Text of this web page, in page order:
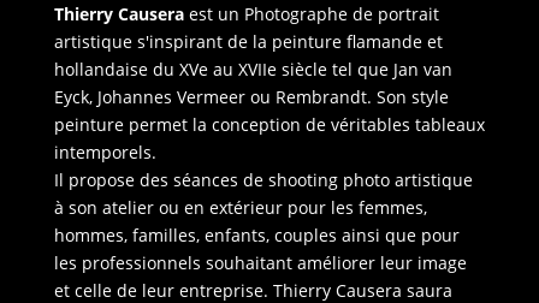
Thierry Causeraest un Photographe de portrait
artistique s'inspirant de la peinture flamande et
hollandaise du XVe au XVIIe siècle tel que Jan van
Eyck, Johannes Vermeer ou Rembrandt. Son style
peinture permet la conception de véritables tableaux
intemporels.
Il propose des séances de shooting photo artistique
à son atelier ou en extérieur pour les femmes,
hommes, familles, enfants, couples ainsi que pour
les professionnels souhaitant améliorer leur image
et celle de leur entreprise. Thierry Causera saura